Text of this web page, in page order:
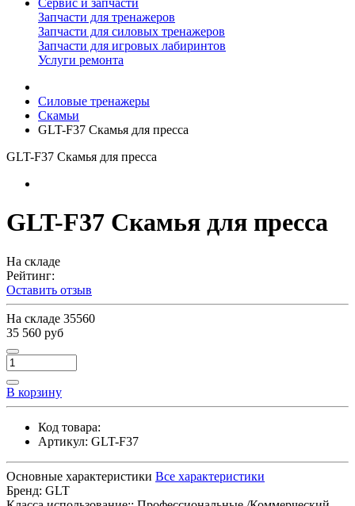
Сервис и запчасти
Запчасти для тренажеров
Запчасти для силовых тренажеров
Запчасти для игровых лабиринтов
Услуги ремонта
Силовые тренажеры
Скамьи
GLT-F37 Скамья для пресса
GLT-F37 Скамья для пресса
GLT-F37 Скамья для пресса
На складе
Рейтинг:
Оставить отзыв
На складе 35560
35 560 руб
В корзину
Код товара:
Артикул: GLT-F37
Основные характеристики Все характеристики
Бренд: GLT